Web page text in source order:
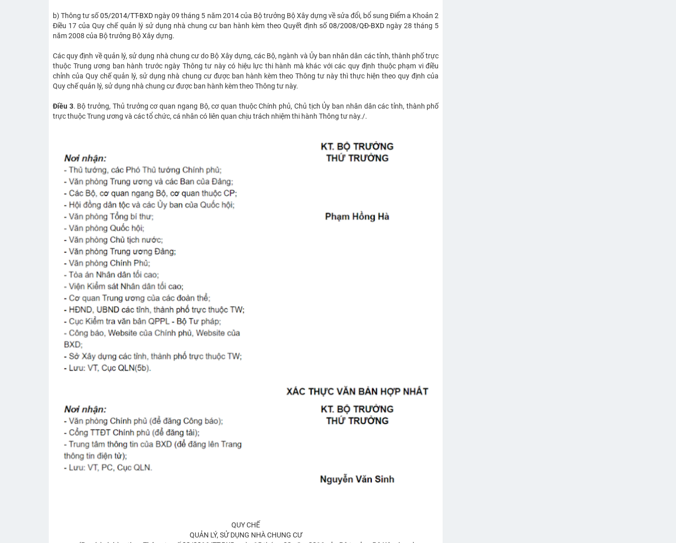
b) Thông tư số05/2014/TT-BXD ngày 09 tháng 5 năm 2014 của Bộ trưởng Bộ Xây dựng về sửa đổi, bổ sung Điểm a Khoản 2
Điều 17 của Quy chế quản lý sử dụng nhà chung cư ban hành kèm theo Quyết định số 08/2008/QĐ-BXDngày 28 tháng 5
năm 2008 của Bộ trưởng Bộ Xây dựng.
Các quy định về quản lý, sử dụng nhà chung cư do Bộ Xây dựng, các Bộ, ngành và Ủy ban nhân dân các tỉnh, thành phố trực
thuộc Trung ương ban hành trước ngày Thông tư này có hiệu lực thi hành mà khác với các quy định thuộc phạm vi điều
chỉnh của Quy chế quản lý, sử dụng nhà chung cư được ban hành kèm theo Thông tư này thì thực hiện theo quy định của
Quy chế quản lý, sử dụng nhà chung cư được ban hành kèm theo Thông tư này.
Điều 3. Bộ trưởng, Thủ trưởng cơ quan ngang Bộ, cơ quan thuộc Chính phủ, Chủ tịch Ủy ban nhân dân các tỉnh, thành phố
trực thuộc Trung ương và các tổ chức, cá nhân có liên quan chịu trách nhiệm thi hành Thông tư này./.
QUY CHẾ
QUẢN LÝ, SỬ DỤNG NHÀ CHUNG CƯ